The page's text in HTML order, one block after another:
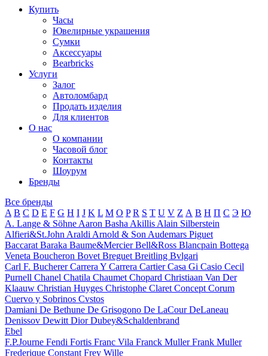
Купить
Часы
Ювелирные украшения
Сумки
Аксессуары
Bearbricks
Услуги
Залог
Автоломбард
Продать изделия
Для клиентов
О нас
О компании
Часовой блог
Контакты
Шоурум
Бренды
Все бренды
A B C D E F G H I J K L M O P R S T U V Z А В Н П С Э Ю
A. Lange & Söhne Aaron Basha Akillis Alain Silberstein
Alfieri&St.John Araldi Arnold & Son Audemars Piguet
Baccarat Baraka Baume&MercierBell&Ross Blancpain Bottega
Veneta Boucheron Bovet Breguet Breitling Bvlgari
Carl F. BuchererCarrera Y Carrera CartierCasa Gi Casio Cecil
Purnell Chanel Chatila Chaumet Chopard Christiaan Van Der
Klaauw Christian Huyges Christophe Claret Concept Corum
Cuervo y Sobrinos Cvstos
Damiani De Bethune De Grisogono De LaCourDeLaneau
Denissov Dewitt DiorDubey&Schaldenbrand
Ebel
F.P.Journe Fendi Fortis Franc Vila Franck MullerFrank Muller
Frederique Constant Frey Wille